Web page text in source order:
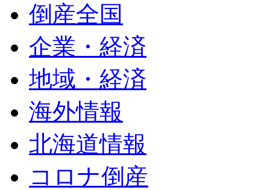
倒産全国
企業・経済
地域・経済
海外情報
北海道情報
コロナ倒産